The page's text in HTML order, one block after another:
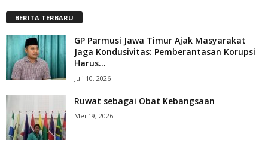
BERITA TERBARU
GP Parmusi Jawa Timur Ajak Masyarakat
Jaga Kondusivitas: Pemberantasan Korupsi
Harus...
Juli 10, 2026
Ruwat sebagai Obat Kebangsaan
Mei 19, 2026